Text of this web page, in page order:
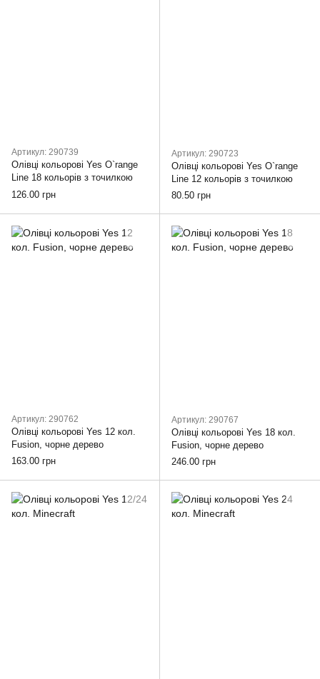
Артикул: 290739
Олівці кольорові Yes O`range
Line 18 кольорів з точилкою
126.00 грн
Артикул: 290723
Олівці кольорові Yes O`range
Line 12 кольорів з точилкою
80.50 грн
Артикул: 290762
Олівці кольорові Yes 12 кол.
Fusion, чорне дерево
163.00 грн
Артикул: 290767
Олівці кольорові Yes 18 кол.
Fusion, чорне дерево
246.00 грн